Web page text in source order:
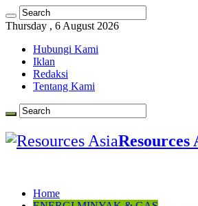
Thursday , 6 August 2026
Hubungi Kami
Iklan
Redaksi
Tentang Kami
Resources
Home